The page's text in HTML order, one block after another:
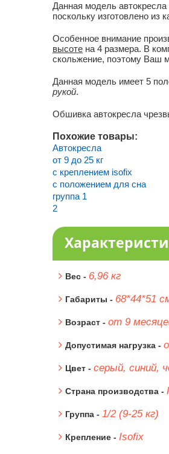
Данная модель автокресла
поскольку изготовлено из
Особенное внимание
высоте на 4 размера. В
скольжение, поэтому Ваш
Данная модель имеет 5
рукой.
Обшивка автокресла
Похожие товары:
Автокресла
от 9 до 25 кг
с креплением isofix
с положением для сна
группа 1
2
Вес - 6,96 кг
Габариты - 68*44*51
Возраст - от 9
Допустимая нагрузка -
Цвет - серый, синий,
Страна производства -
Группа - 1/2 (9-25 кг)
Крепление - Isofix